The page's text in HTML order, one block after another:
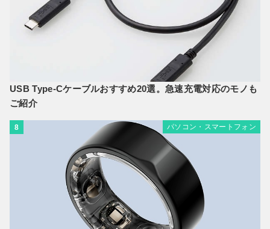
USB Type-Cケーブルおすすめ20選。急速充電対応のモノも
ご紹介
8 パソコン・スマートフォン